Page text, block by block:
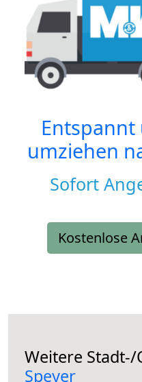
umziehen
Sofort
Kostenlose
Weitere
Speyer